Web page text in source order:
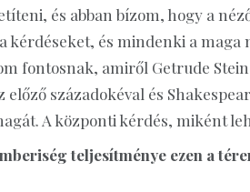
és abban bízom, hogy a
kérdéseket, és mindenki a
fontosnak, amiről Getrude Stein
előző századokéval és
A központi kérdés, miként
teljesítménye ezen a